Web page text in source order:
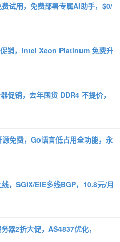
试用，免费部署专属AI助手，$0/
销，Intel Xeon Platinum 免费升
促销，去年囤货 DDR4 不提价，
免费，Go语言低占用全功能，永
，SGIX/EIE多线BGP，10.8元/月
器2折大促，AS4837优化，